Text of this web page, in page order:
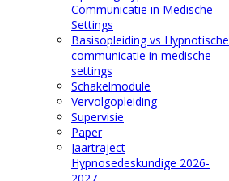
Communicatie in Medische
Settings
Basisopleiding vs Hypnotische
communicatie in medische
settings
Schakelmodule
Vervolgopleiding
Supervisie
Paper
Jaartraject
Hypnosedeskundige 2026-